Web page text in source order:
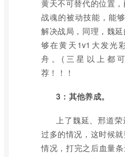
黄天不可替代的位置
战魂的被动技能，能
解决战局，同理，魏
够在黄天1v1大发光
舟。(三星以上都
荐！！！
3：其他养成。
上了魏延、邢道
过多的情况，这时候
情况，打完之后血量